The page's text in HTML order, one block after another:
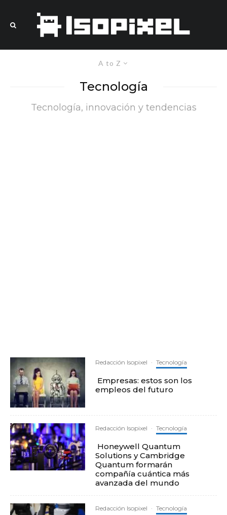
A to Z
Tecnología
Tecnología, innovación y tendencias
Redacción Isopixel · Tecnología
Empresas: estos son los
empleos del futuro
Redacción Isopixel · Tecnología
Honeywell Quantum
Solutions y Cambridge
Quantum formarán
compañía cuántica más
avanzada del mundo
Redacción Isopixel · Tecnología